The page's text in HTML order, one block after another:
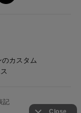
カスタム
記